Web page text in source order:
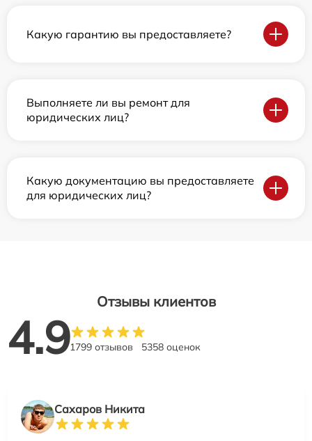
Какую гарантию вы предоставляете?
Выполняете ли вы ремонт для
юридических лиц?
Какую документацию вы предоставляете
для юридических лиц?
Отзывы клиентов
4.91799 отзывов 5358 оценок
Сахаров Никита